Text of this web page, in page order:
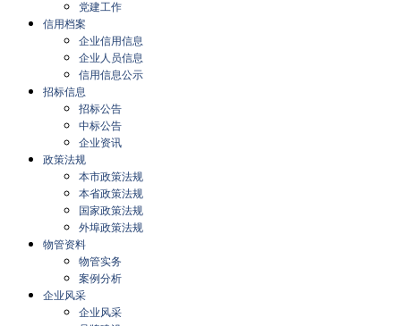
党建工作
信用档案
企业信用信息
企业人员信息
信用信息公示
招标信息
招标公告
中标公告
企业资讯
政策法规
本市政策法规
本省政策法规
国家政策法规
外埠政策法规
物管资料
物管实务
案例分析
企业风采
企业风采